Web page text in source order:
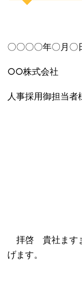
〇〇〇〇年〇月〇
○○株式会社
人事採用御担当者
拝啓 貴社ます
げます。